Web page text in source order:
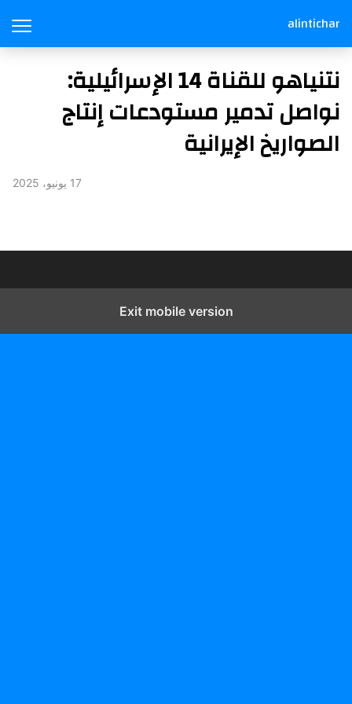
alintichar
نتنياهو للقناة 14 الإسرائيلية:
نواصل تدمير مستودعات إنتاج
الصواريخ الإيرانية
17 يونيو، 2025
Exit mobile version